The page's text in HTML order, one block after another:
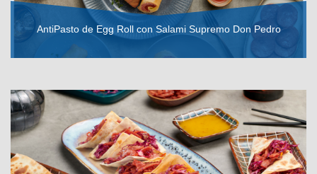
AntiPasto de Egg Roll con Salami Supremo Don Pedro